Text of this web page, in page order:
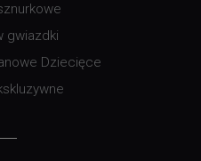
gwiazdki
Dziecięce